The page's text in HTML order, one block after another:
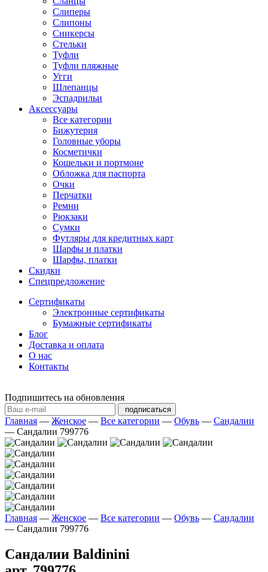
Слиперы
Слипоны
Сникерсы
Стельки
Туфли
Туфли пляжные
Угги
Шлепанцы
Эспадрильи
Аксессуары
Все категории
Бижутерия
Головные уборы
Косметички
Кошельки и портмоне
Обложка для паспорта
Очки
Перчатки
Ремни
Рюкзаки
Сумки
Футляры для кредитных карт
Шарфы и платки
Шарфы, платки
Скидки
Спецпредложение
Сертификаты
Электронные сертификаты
Бумажные сертификаты
Блог
Доставка и оплата
О нас
Контакты
Подпишитесь на обновления
подписаться
Главная — Женское — Все категории — Обувь — Сандалии
— Сандалии 799776
Главная — Женское — Все категории — Обувь — Сандалии
— Сандалии 799776
Сандалии Baldinini